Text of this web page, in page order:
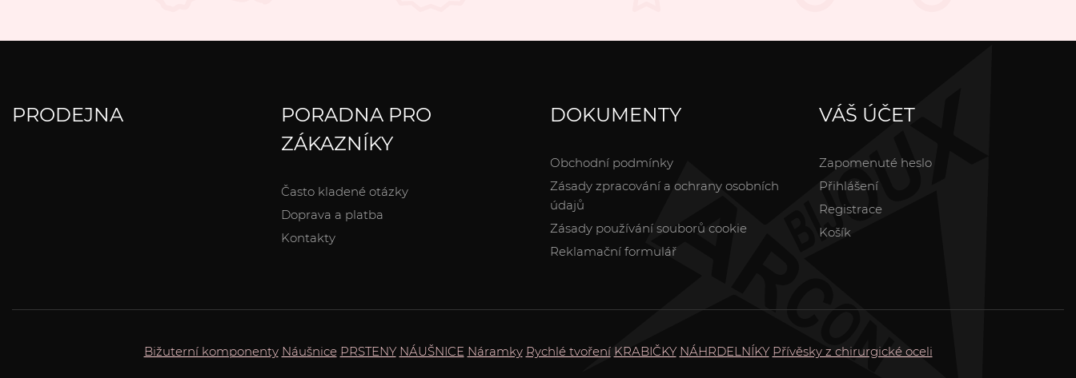
PRODEJNA
PORADNA PRO
ZÁKAZNÍKY
Často kladené otázky
Doprava a platba
Kontakty
DOKUMENTY
Obchodní podmínky
Zásady zpracování a ochrany osobních
údajů
Zásady používání souborů cookie
Reklamační formulář
VÁŠ ÚČET
Zapomenuté heslo
Přihlášení
Registrace
Košík
Bižuterní komponenty Náušnice PRSTENY NÁUŠNICE Náramky Rychlé tvoření KRABIČKY NÁHRDELNÍKY Přívěsky z chirurgické oceli